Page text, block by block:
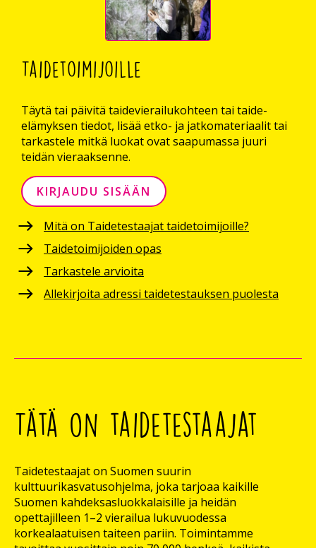
Taidetoimijoille
Täytä tai päivitä taidevierailukohteen tai taide-
elämyksen tiedot, lisää etko- ja jatkomateriaalit tai
tarkastele mitkä luokat ovat saapumassa juuri
teidän vieraaksenne.
KIRJAUDU SISÄÄN
Mitä on Taidetestaajat taidetoimijoille?
Taidetoimijoiden opas
Tarkastele arvioita
Allekirjoita adressi taidetestauksen puolesta
Tätä on taidetestaajat
Taidetestaajat on Suomen suurin
kulttuurikasvatusohjelma, joka tarjoaa kaikille
Suomen kahdeksasluokkalaisille ja heidän
opettajilleen 1–2 vierailua lukuvuodessa
korkealaatuisen taiteen pariin. Toimintamme